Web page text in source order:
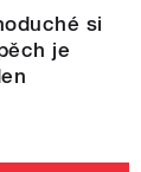
si
je